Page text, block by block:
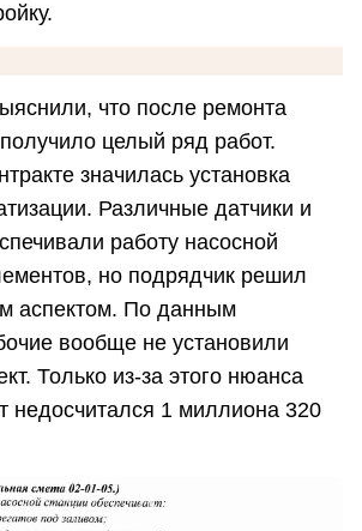
что после ремонта
целый ряд работ.
значилась установка
Различные датчики и
работу насосной
но подрядчик решил
аспектом. По данным
вообще не установили
Только из-за этого нюанса
недосчитался 1 миллиона 320